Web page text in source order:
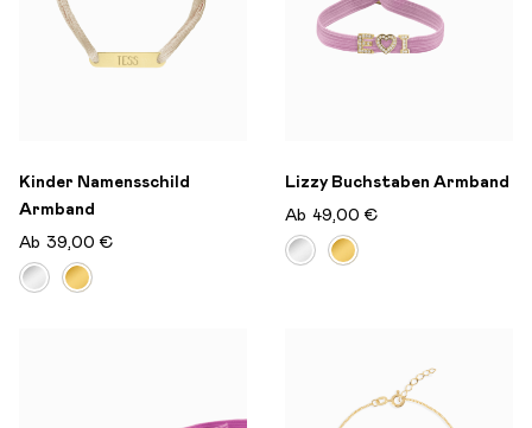
Kinder Namensschild
Armband
Ab 39,00 €
Lizzy Buchstaben Armband
Ab 49,00 €